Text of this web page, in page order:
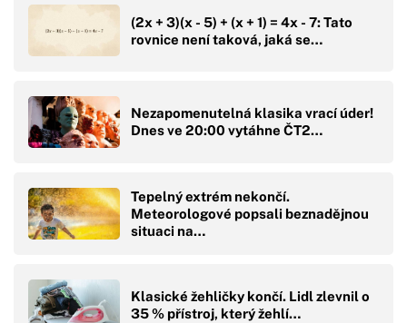
(2x + 3)(x - 5) + (x + 1) = 4x - 7: Tato
rovnice není taková, jaká se…
Nezapomenutelná klasika vrací úder!
Dnes ve 20:00 vytáhne ČT2…
Tepelný extrém nekončí.
Meteorologové popsali beznadějnou
situaci na…
Klasické žehličky končí. Lidl zlevnil o
35 % přístroj, který žehlí…